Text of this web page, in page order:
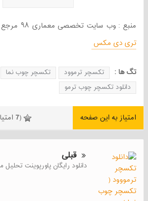
منبع : وب سایت تخصصی معماری ۹۸ مرجع ارائه مقالات
تری دی مکس
تگ ها : تکسچر ترموود
تکسچر چوب نما
دانلود تکسچر چوب ترمو
امتیاز به این صفحه (
7
قبلی
دانلود رایگان پاورپوینت